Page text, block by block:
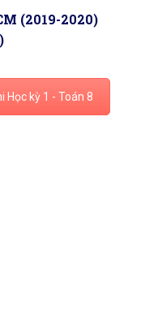
(2019-2020)
Học kỳ 1 - Toán 8